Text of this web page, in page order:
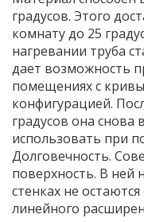
градусов. Этого
комнату до 25
нагревании труба
дает возможность
помещениях с
конфигурацией.
градусов она снова
использовать при
Долговечность.
поверхность. В ней
стенках не
линейного